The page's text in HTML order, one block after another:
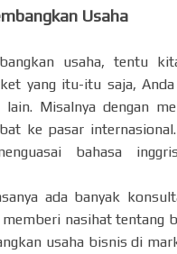
Usaha
usaha, tentu
yang itu-itu saja,
Misalnya dengan
ke pasar
bahasa
ada banyak
nasihat tentang
usaha bisnis di